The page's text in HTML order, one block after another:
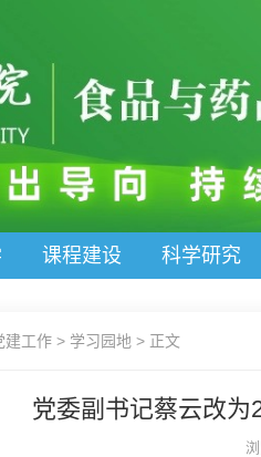
课程建设 科学研究
建工作 > 学习园地 > 正文
党委副书记蔡云改